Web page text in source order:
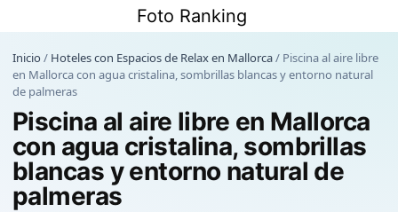
contenido
Foto Ranking
Inicio / Hoteles con Espacios de Relax en Mallorca/ Piscina al aire libre
en Mallorca con agua cristalina, sombrillas blancas y entorno natural
de palmeras
Piscina al aire libre en Mallorca
con agua cristalina, sombrillas
blancas y entorno natural de
palmeras